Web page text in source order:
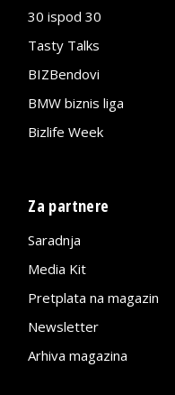
30 ispod 30
Tasty Talks
BIZBendovi
BMW biznis liga
Bizlife Week
Za partnere
Saradnja
Media Kit
Pretplata na magazin
Newsletter
Arhiva magazina